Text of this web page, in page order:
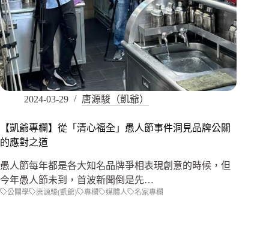
2024-03-29 唐源駿（凱爺）
【凱爺專欄】從「清心福全」愚人節事件洞見品牌公關
的應對之道
愚人節每年都是各大知名品牌爭相表現創意的時候，但
今年愚人節未到，首波新聞倒是先…
公關學 唐源駿(凱爺) 專欄 媒體人 名家專欄